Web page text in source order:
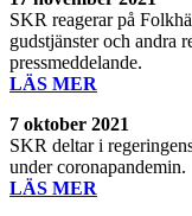
SKR reagerar på
gudstjänster och andra
pressmeddelande.
LÄS MER
7 oktober 2021
SKR deltar i
under coronapandemin.
LÄS MER